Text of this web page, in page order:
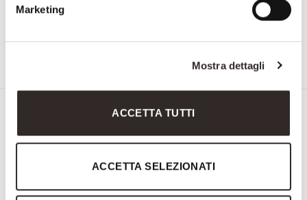
Marketing
Mostra dettagli
ACCETTA TUTTI
ACCETTA SELEZIONATI
3026 3677
Iscriviti alla Newsletter di
Savio Firmino
Nome